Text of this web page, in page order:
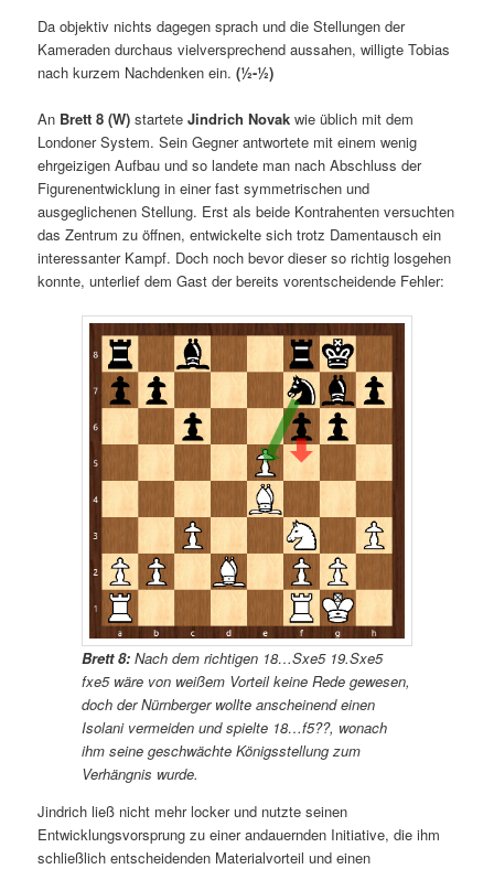
Da objektiv nichts dagegen sprach und die Stellungen der
Kameraden durchaus vielversprechend aussahen, willigte Tobias
nach kurzem Nachdenken ein.(½-½)
An Brett 8 (W) starteteJindrich Novak wie üblich mit dem
Londoner System. Sein Gegner antwortete mit einem wenig
ehrgeizigen Aufbau und so landete man nach Abschluss der
Figurenentwicklung in einer fast symmetrischen und
ausgeglichenen Stellung. Erst als beide Kontrahenten versuchten
das Zentrum zu öffnen, entwickelte sich trotz Damentausch ein
interessanter Kampf. Doch noch bevor dieser so richtig losgehen
konnte, unterlief dem Gast der bereits vorentscheidende Fehler:
Brett 8: Nach dem richtigen 18…Sxe5 19.Sxe5
fxe5 wäre von weißem Vorteil keine Rede gewesen,
doch der Nürnberger wollte anscheinend einen
Isolani vermeiden und spielte 18…f5??, wonach
ihm seine geschwächte Königsstellung zum
Verhängnis wurde.
Jindrich ließ nicht mehr locker und nutzte seinen
Entwicklungsvorsprung zu einer andauernden Initiative, die ihm
schließlich entscheidenden Materialvorteil und einen